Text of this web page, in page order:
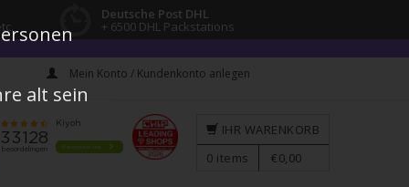
Deutsche Post DHL
+ 6500 DHL Packstations
Mein Konto / Kundenkonto anlegen
IHR WARENKORB
0 items €0,00
alt sein